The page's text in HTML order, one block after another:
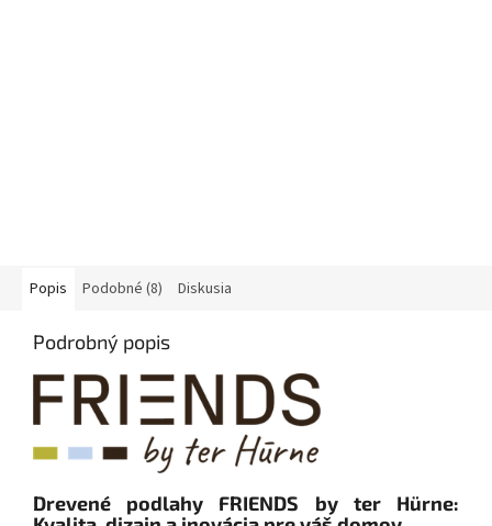
Popis Podobné (8) Diskusia
Podrobný popis
Drevené podlahy FRIENDS by ter Hürne: